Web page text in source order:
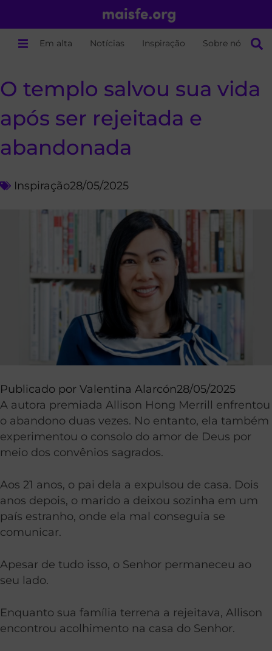
Em alta Notícias Inspiração Sobre nós
O templo salvou sua vida
após ser rejeitada e
abandonada
Inspiração28/05/2025
Publicado por Valentina Alarcón28/05/2025
A autora premiada Allison Hong Merrill enfrentou
o abandono duas vezes. No entanto, ela também
experimentou o consolo do amor de Deus por
meio dos convênios sagrados.
Aos 21 anos, o pai dela a expulsou de casa. Dois
anos depois, o marido a deixou sozinha em um
país estranho, onde ela mal conseguia se
comunicar.
Apesar de tudo isso, o Senhor permaneceu ao
seu lado.
Enquanto sua família terrena a rejeitava, Allison
encontrou acolhimento na casa do Senhor.